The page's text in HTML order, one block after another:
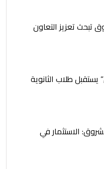
تبحث تعزيز التعاون
يستقبل طلاب الثانوية
الاستثمار في